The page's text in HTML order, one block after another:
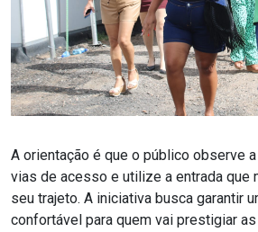
A orientação é que o público observe
vias de acesso e utilize a entrada que
seu trajeto. A iniciativa busca garantir
confortável para quem vai prestigiar